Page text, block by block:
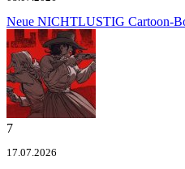
Neue NICHTLUSTIG Cartoon-
7
17.07.2026